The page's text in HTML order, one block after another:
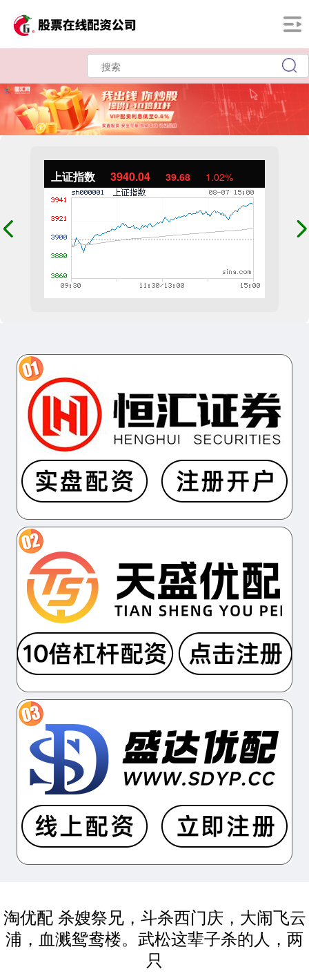
上证指数 3940.04 39.68 1.02%
淘优配 杀嫂祭兄，斗杀西门庆，大闹飞云
浦，血溅鸳鸯楼。武松这辈子杀的人，两
只